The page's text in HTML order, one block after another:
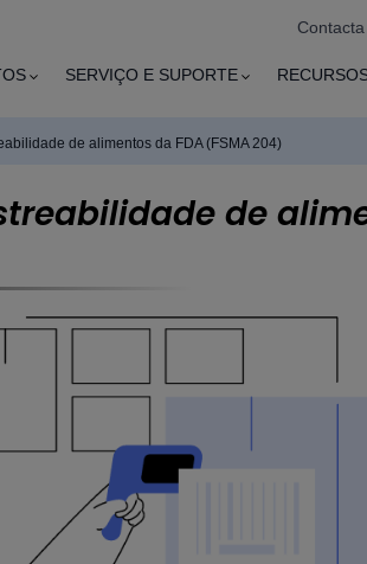
SERVIÇO E SUPORTE
de alimentos da FDA (FSMA 204)
de